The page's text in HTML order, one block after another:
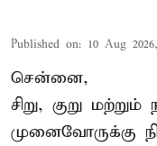
Published on: 10 Aug
சென்னை,
சிறு, குறு
முனைவோருக்கு